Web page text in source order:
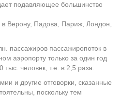
подавляющее большинство
Верону, Падова, Париж, Лондон,
пассажиров пассажиропоток в
аэропорту только за один год
тыс. человек, т.е. в 2,5 раза.
и другие отговорки, сказанные
поскольку тем